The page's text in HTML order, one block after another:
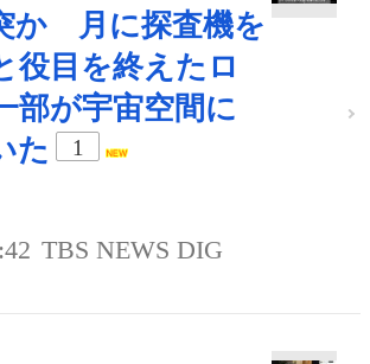
か 月に探査機を
役目を終えたロ
部が宇宙空間に
た
1
TBS NEWS DIG